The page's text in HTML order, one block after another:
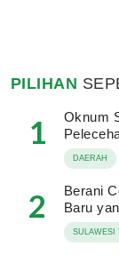
PILIHAN
1
Oknum
DAERAH
2
Berani
Baru
SULAWESI